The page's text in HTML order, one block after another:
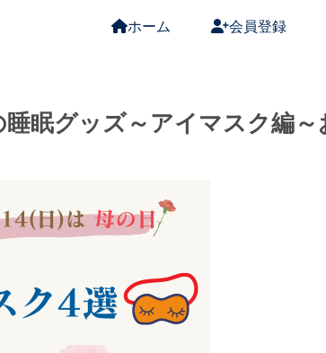
ホーム 会員登録
睡眠グッズ～アイマスク編～